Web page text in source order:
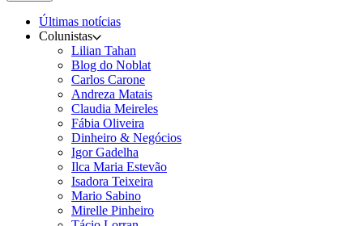
Últimas notícias
Colunistas
Lilian Tahan
Blog do Noblat
Carlos Carone
Andreza Matais
Claudia Meireles
Fábia Oliveira
Dinheiro & Negócios
Igor Gadelha
Ilca Maria Estevão
Isadora Teixeira
Mario Sabino
Mirelle Pinheiro